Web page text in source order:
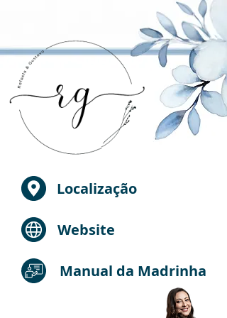
Localização
Website
Manual da Madrinha